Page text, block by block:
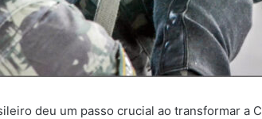
deu um passo crucial ao transformar a